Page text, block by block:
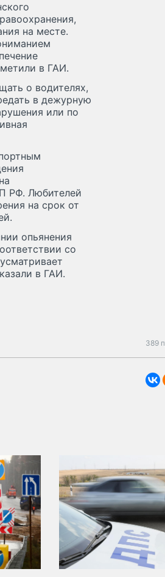
на месте.
в ГАИ.
о водителях,
в дежурную
или по
РФ. Любителей
на срок от
опьянения
со
в ГАИ.
389